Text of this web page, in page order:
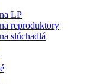
LP
reproduktory
slúchadlá